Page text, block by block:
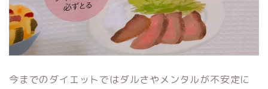
今までのダイエットではダルさやメンタルが不安定に